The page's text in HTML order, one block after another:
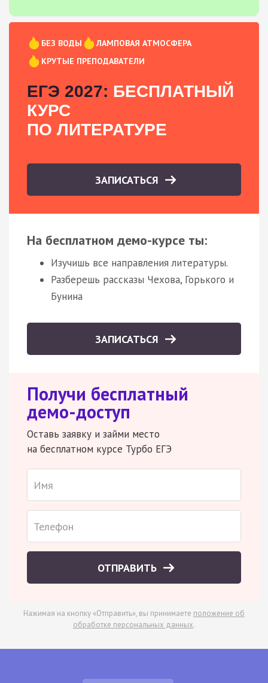
БЕЗ ВОДЫ
ЛАМПОВАЯ АТМОСФЕРА
КРУТЫЕ ПРЕПОДАВАТЕЛИ
ЕГЭ 2027: БЕСПЛАТНЫЙ
КУРС
ПО ЛИТЕРАТУРЕ
ЗАПИСАТЬСЯ
На бесплатном демо-курсе ты:
Изучишь все направления литературы.
Разберешь рассказы Чехова, Горького и
Бунина
ЗАПИСАТЬСЯ
Получи бесплатный
демо-доступ
Оставь заявку и займи место
на бесплатном курсе Турбо ЕГЭ
ОТПРАВИТЬ
Нажимая на кнопку «Отправить», вы принимаете положение об
обработке персональных данных.